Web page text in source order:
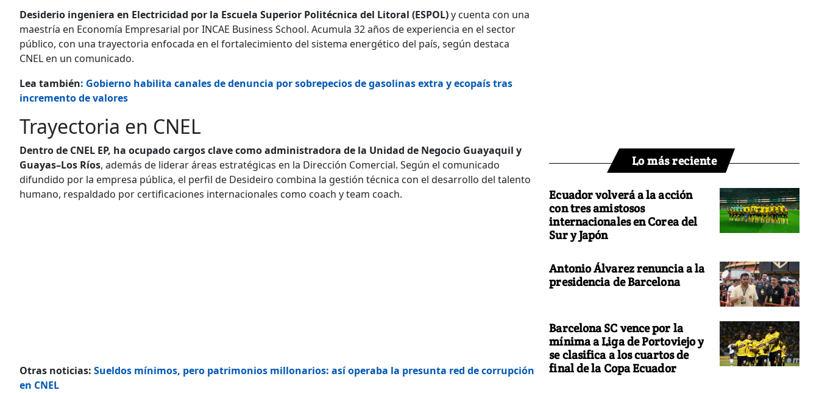
Desiderio ingeniera en Electricidad por la Escuela Superior Politécnica del Litoral (ESPOL)y cuenta con una
maestría en Economía Empresarial por INCAE Business School. Acumula 32 años de experiencia en el sector
público, con una trayectoria enfocada en el fortalecimiento del sistema energético del país, según destaca
CNEL en un comunicado.
Lea también: Gobierno habilita canales de denuncia por sobrepecios de gasolinas extra y ecopaís tras
incremento de valores
Trayectoria en CNEL
Dentro de CNEL EP, ha ocupado cargos clave como administradora de la Unidad de Negocio Guayaquil y
Guayas–Los Ríos, además de liderar áreas estratégicas en la Dirección Comercial. Según el comunicado
difundido por la empresa pública, el perfil de Desideiro combina la gestión técnica con el desarrollo del talento
humano, respaldado por certificaciones internacionales como coach y team coach.
Otras noticias: Sueldos mínimos, pero patrimonios millonarios: así operaba la presunta red de corrupción
en CNEL
Lo más reciente
Ecuador volverá a la acción
con tres amistosos
internacionales en Corea del
Sur y Japón
Antonio Álvarez renuncia a la
presidencia de Barcelona
Barcelona SC vence por la
mínima a Liga de Portoviejo y
se clasifica a los cuartos de
final de la Copa Ecuador